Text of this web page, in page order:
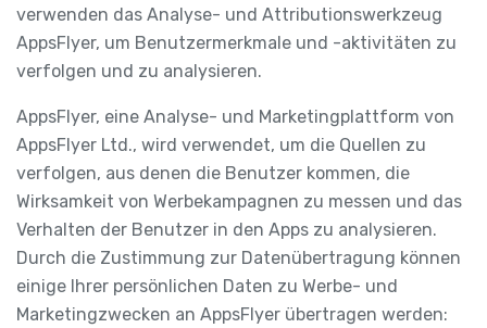
verwenden das Analyse- und Attributionswerkzeug
AppsFlyer, um Benutzermerkmale und -aktivitäten zu
verfolgen und zu analysieren.
AppsFlyer, eine Analyse- und Marketingplattform von
AppsFlyer Ltd., wird verwendet, um die Quellen zu
verfolgen, aus denen die Benutzer kommen, die
Wirksamkeit von Werbekampagnen zu messen und das
Verhalten der Benutzer in den Apps zu analysieren.
Durch die Zustimmung zur Datenübertragung können
einige Ihrer persönlichen Daten zu Werbe- und
Marketingzwecken an AppsFlyer übertragen werden: